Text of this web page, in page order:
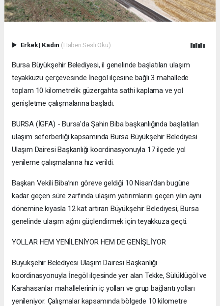
Erkek| Kadın (Haberi Sesli Oku)
Bursa Büyükşehir Belediyesi, il genelinde başlatılan ulaşım
teyakkuzu çerçevesinde İnegöl ilçesine bağlı 3 mahallede
toplam 10 kilometrelik güzergahta sathi kaplama ve yol
genişletme çalışmalarına başladı.
BURSA (İGFA) - Bursa'da Şahin Biba başkanlığında başlatılan
ulaşım seferberliği kapsamında Bursa Büyükşehir Belediyesi
Ulaşım Dairesi Başkanlığı koordinasyonuyla 17 ilçede yol
yenileme çalışmalarına hız verildi.
Başkan Vekili Biba’nın göreve geldiği 10 Nisan’dan bugüne
kadar geçen süre zarfında ulaşım yatırımlarını geçen yılın aynı
dönemine kıyasla 12 kat artıran Büyükşehir Belediyesi, Bursa
genelinde ulaşım ağını güçlendirmek için teyakkuza geçti.
YOLLAR HEM YENİLENİYOR HEM DE GENİŞLİYOR
Büyükşehir Belediyesi Ulaşım Dairesi Başkanlığı
koordinasyonuyla İnegöl ilçesinde yer alan Tekke, Sülüklügöl ve
Karahasanlar mahallelerinin iç yolları ve grup bağlantı yolları
yenileniyor. Çalışmalar kapsamında bölgede 10 kilometre